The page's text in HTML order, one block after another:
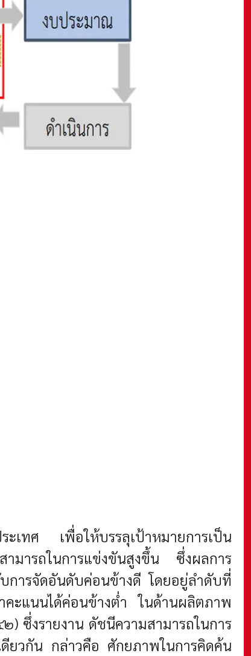
ะเทศ เพื่อให้บรรลุเป้าหมายการเป็น
มารถในการแข่งขันสูงขึ้น ซึ่งผลการ
การจัดอันดับค่อนข้างดี โดยอยู่ลำดับที่
ะแนนได้ค่อนข้างต่ำ ในด้านผลิตภาพ
ซึ่งรายงาน ดัชนีความสามารถในการ
ยวกัน กล่าวคือ ศักยภาพในการคิดค้น